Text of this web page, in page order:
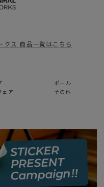
ークス
い取ります！続報
ベントレポート！
ス 商品一覧はこちら
ポール
ェア その他